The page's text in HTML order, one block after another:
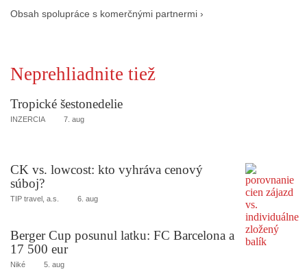
Obsah spolupráce s komerčnými partnermi ›
Neprehliadnite tiež
Tropické šestonedelie
INZERCIA 7. aug
CK vs. lowcost: kto vyhráva cenový
súboj?
TIP travel, a.s. 6. aug
Berger Cup posunul latku: FC Barcelona a
17 500 eur
Niké 5. aug